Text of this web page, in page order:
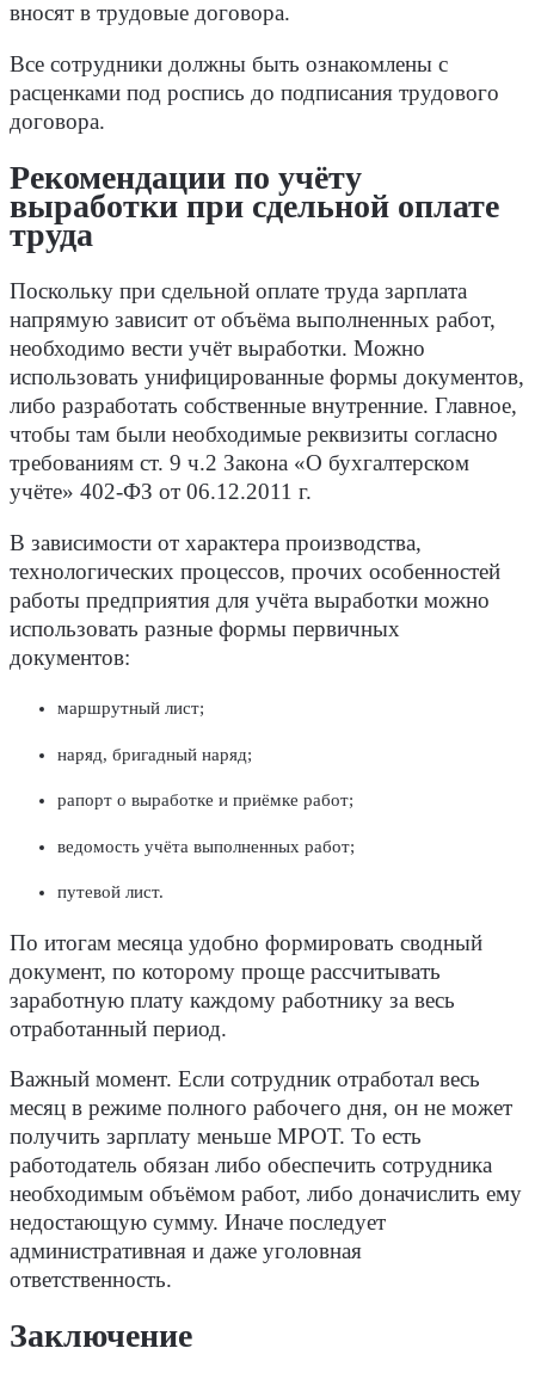
вносят в трудовые договора.
Все сотрудники должны быть ознакомлены с
расценками под роспись до подписания трудового
договора.
Рекомендации по учёту
выработки при сдельной оплате
труда
Поскольку при сдельной оплате труда зарплата
напрямую зависит от объёма выполненных работ,
необходимо вести учёт выработки. Можно
использовать унифицированные формы документов,
либо разработать собственные внутренние. Главное,
чтобы там были необходимые реквизиты согласно
требованиям ст. 9 ч.2 Закона «О бухгалтерском
учёте» 402-ФЗ от 06.12.2011 г.
В зависимости от характера производства,
технологических процессов, прочих особенностей
работы предприятия для учёта выработки можно
использовать разные формы первичных
документов:
маршрутный лист;
наряд, бригадный наряд;
рапорт о выработке и приёмке работ;
ведомость учёта выполненных работ;
путевой лист.
По итогам месяца удобно формировать сводный
документ, по которому проще рассчитывать
заработную плату каждому работнику за весь
отработанный период.
Важный момент. Если сотрудник отработал весь
месяц в режиме полного рабочего дня, он не может
получить зарплату меньше МРОТ. То есть
работодатель обязан либо обеспечить сотрудника
необходимым объёмом работ, либо доначислить ему
недостающую сумму. Иначе последует
административная и даже уголовная
ответственность.
Заключение